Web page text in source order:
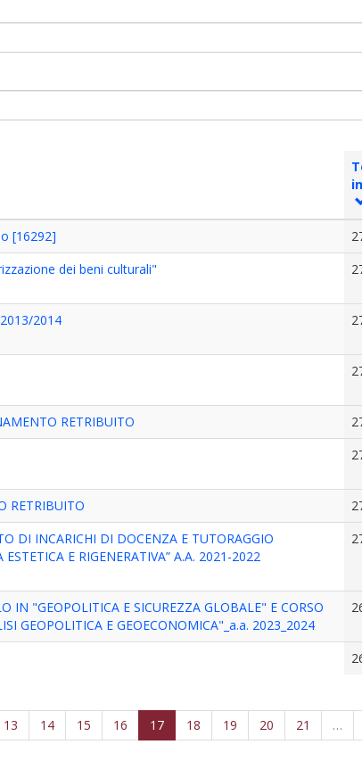
[16292]
dei beni culturali"
2014
RETRIBUITO
RETRIBUITO
DI INCARICHI DI DOCENZA E TUTORAGGIO
E RIGENERATIVA” A.A. 2021-2022
IN "GEOPOLITICA E SICUREZZA GLOBALE" E CORSO
GEOPOLITICA E GEOECONOMICA"_a.a. 2023_2024
13 14 15 16 17 18 19 20 21 …